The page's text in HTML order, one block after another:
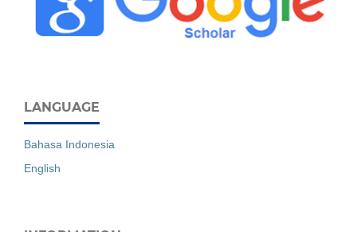
LANGUAGE
Bahasa Indonesia
English